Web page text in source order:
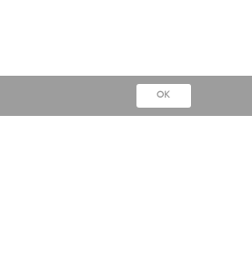
ОК